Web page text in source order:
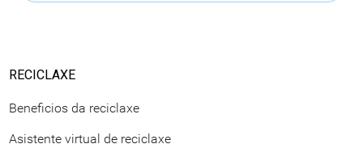
RECICLAXE
Beneficios da reciclaxe
Asistente virtual de reciclaxe